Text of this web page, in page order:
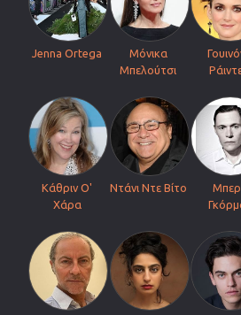
Jenna Ortega
Μόνικα
Μπελούτσι
Κάθριν Ο'
Χάρα
Ντάνι Ντε Βίτο